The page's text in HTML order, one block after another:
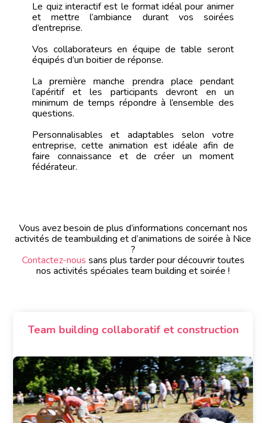
Le quiz interactif est le format idéal pour animer
et mettre l’ambiance durant vos soirées
d’entreprise.
Vos collaborateurs en équipe de table seront
équipés d’un boitier de réponse.
La première manche prendra place pendant
l’apéritif et les participants devront en un
minimum de temps répondre à l’ensemble des
questions.
Personnalisables et adaptables selon votre
entreprise, cette animation est idéale afin de
faire connaissance et de créer un moment
fédérateur.
Vous avez besoin de plus d’informations concernant nos
activités de teambuilding et d’animations de soirée à Nice
?
Contactez-nous sans plus tarder pour découvrir toutes
nos activités spéciales team building et soirée !
Team building collaboratif et construction